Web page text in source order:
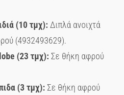
(10 τμχ): Διπλά ανοιχτά
(4932493629).
(23 τμχ): Σε θήκη αφρού
(3 τμχ): Σε θήκη αφρού